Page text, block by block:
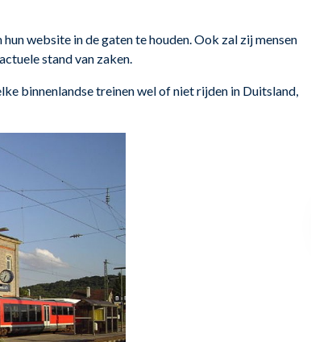
website in de gaten te houden. Ook zal zij mensen
stand van zaken.
binnenlandse treinen wel of niet rijden in Duitsland,